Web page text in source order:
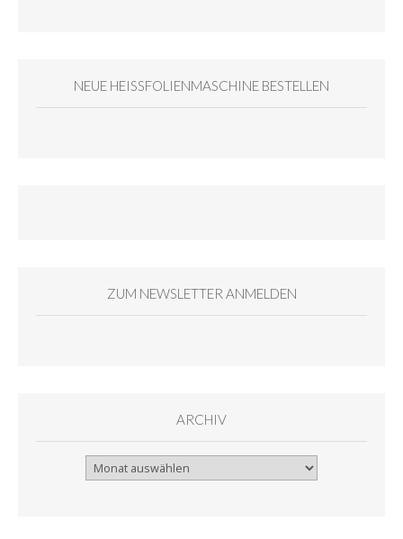
NEUE HEISSFOLIENMASCHINE BESTELLEN
ZUM NEWSLETTER ANMELDEN
ARCHIV
Archiv